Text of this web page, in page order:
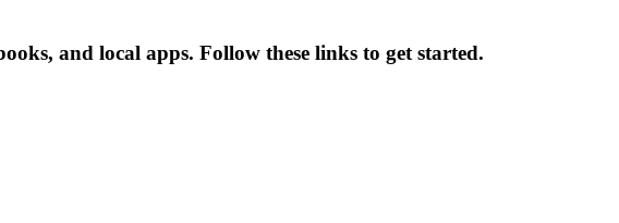
and local apps. Follow these links to get started.